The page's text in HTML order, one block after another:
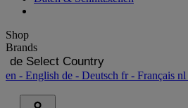
Shop
Brands
de Select Country
en - English de - Deutsch fr- Français nl